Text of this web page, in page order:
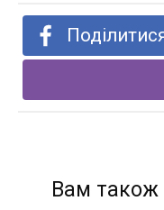
Вам також